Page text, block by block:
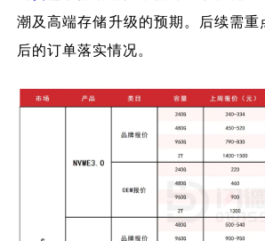
潮及高端存储升级的预期。后续需重
后的订单落实情况。